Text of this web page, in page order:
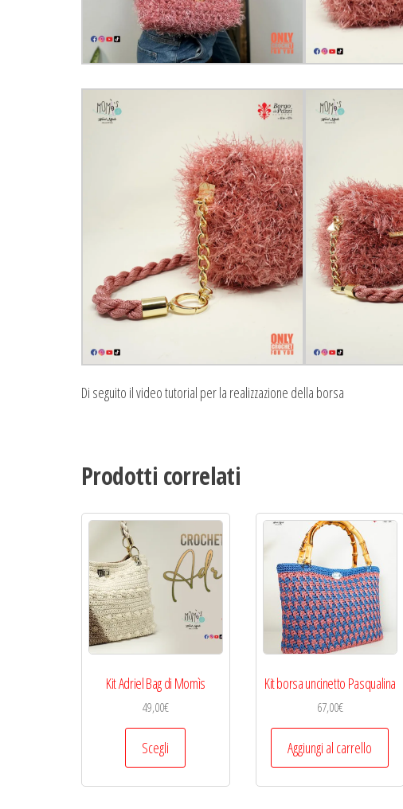
Di seguito il video tutorial per la realizzazione della borsa
Prodotti correlati
Kit Adriel Bag di Momìs
49,00€
Scegli
Questo
Kit borsa uncinetto Pasqualina
67,00€
Aggiungi al carrello